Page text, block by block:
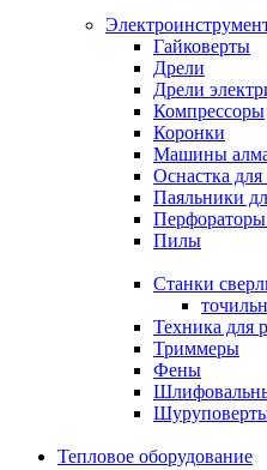
Гайковерты
Дрели
Дрели
Компрессоры
Коронки
Машины
Оснастка для
Паяльники
Пилы
Станки
Техника для
Триммеры
Фены
Тепловое оборудование